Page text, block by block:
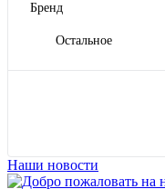
Бренд
Остальное
Наши новости